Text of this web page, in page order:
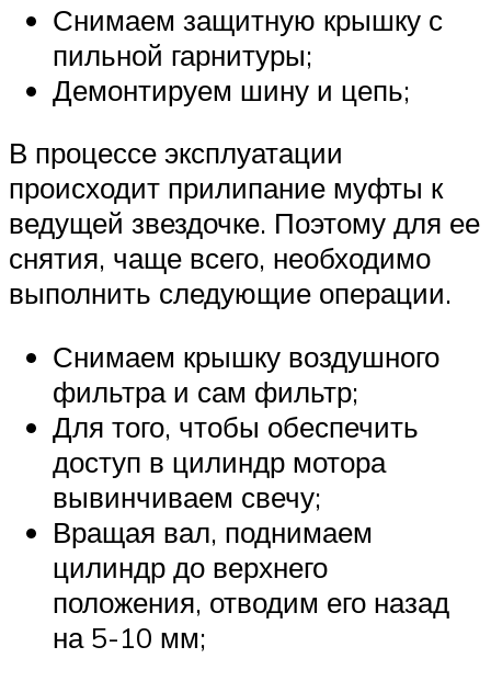
Снимаем защитную крышку с
пильной гарнитуры;
Демонтируем шину и цепь;
В процессе эксплуатации
происходит прилипание муфты к
ведущей звездочке. Поэтому для ее
снятия, чаще всего, необходимо
выполнить следующие операции.
Снимаем крышку воздушного
фильтра и сам фильтр;
Для того, чтобы обеспечить
доступ в цилиндр мотора
вывинчиваем свечу;
Вращая вал, поднимаем
цилиндр до верхнего
положения, отводим его назад
на 5-10 мм;